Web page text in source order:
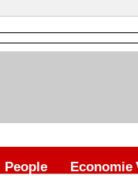
People Economie